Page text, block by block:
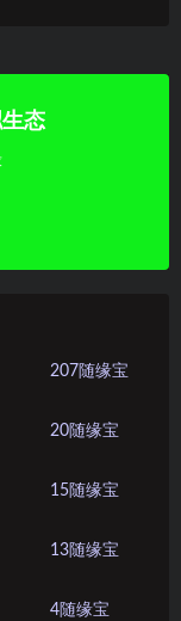
态
207 随缘宝
20随缘宝
15随缘宝
13随缘宝
4随缘宝